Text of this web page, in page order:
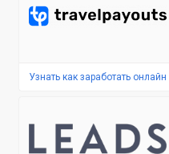
Узнать как заработать онлайн